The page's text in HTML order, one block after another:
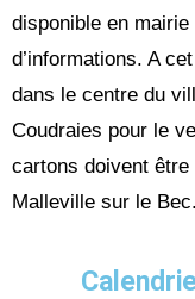
disponible en
d’informations. A
dans le centre du
Coudraies pour le
cartons doivent
Malleville sur le Bec.